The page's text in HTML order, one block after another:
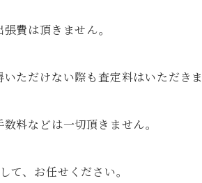
費は頂きません。
ただけない際も査定料はいただき
料などは一切頂きません。
て、お任せください。